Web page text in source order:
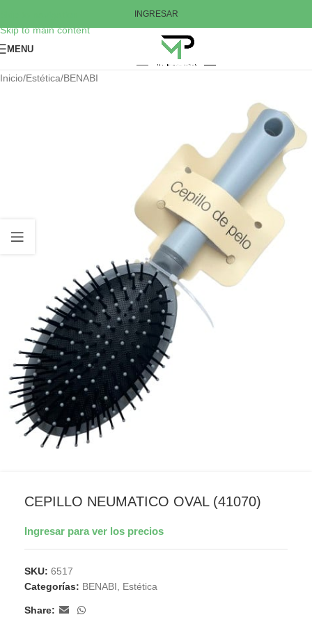
Skip to main content
INGRESAR
MENU
Inicio/Estética/BENABI
CEPILLO NEUMATICO OVAL (41070)
Ingresar para ver los precios
SKU: 6517
Categorías: BENABI Estética
Share: